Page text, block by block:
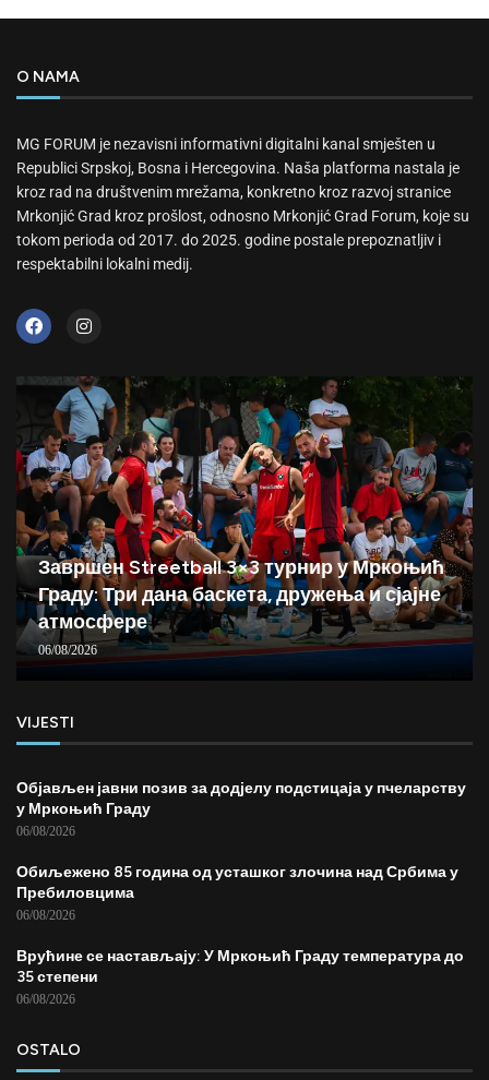
O NAMA
MG FORUM je nezavisni informativni digitalni kanal smješten u
Republici Srpskoj, Bosna i Hercegovina. Naša platforma nastala je
kroz rad na društvenim mrežama, konkretno kroz razvoj stranice
Mrkonjić Grad kroz prošlost, odnosno Mrkonjić Grad Forum, koje su
tokom perioda od 2017. do 2025. godine postale prepoznatljiv i
respektabilni lokalni medij.
Завршен Streetball 3×3 турнир у Мркоњић
Граду: Три дана баскета, дружења и сјајне
атмосфере
06/08/2026
VIJESTI
Објављен јавни позив за додјелу подстицаја у пчеларству
у Мркоњић Граду
06/08/2026
Обиљежено 85 година од усташког злочина над Србима у
Пребиловцима
06/08/2026
Врућине се настављају: У Мркоњић Граду температура до
35 степени
06/08/2026
OSTALO